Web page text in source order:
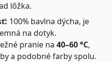
lôžka.
100% bavlna dýcha, je
na dotyk.
pranie na 40–60 °C,
a podobné farby spolu.